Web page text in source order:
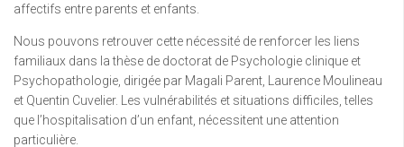
affectifs entre parents et enfants.
Nous pouvons retrouver cette nécessité de renforcer les liens
familiaux dans la thèse de doctorat de Psychologie clinique et
Psychopathologie, dirigée par Magali Parent, Laurence Moulineau
et Quentin Cuvelier. Les vulnérabilités et situations difficiles, telles
que l’hospitalisation d’un enfant, nécessitent une attention
particulière.